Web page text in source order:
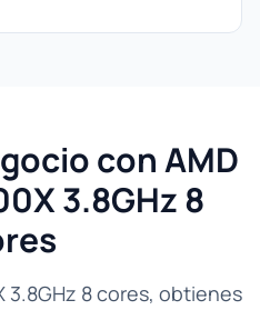
con AMD
3.8GHz 8
3.8GHz 8 cores, obtienes